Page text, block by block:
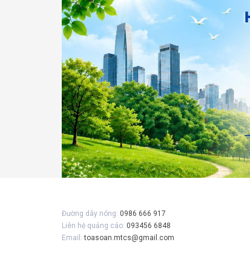
Đường dây nóng: 0986 666 917
Liên hệ quảng cáo: 093456 6848
Email:toasoan.mtcs@gmail.com